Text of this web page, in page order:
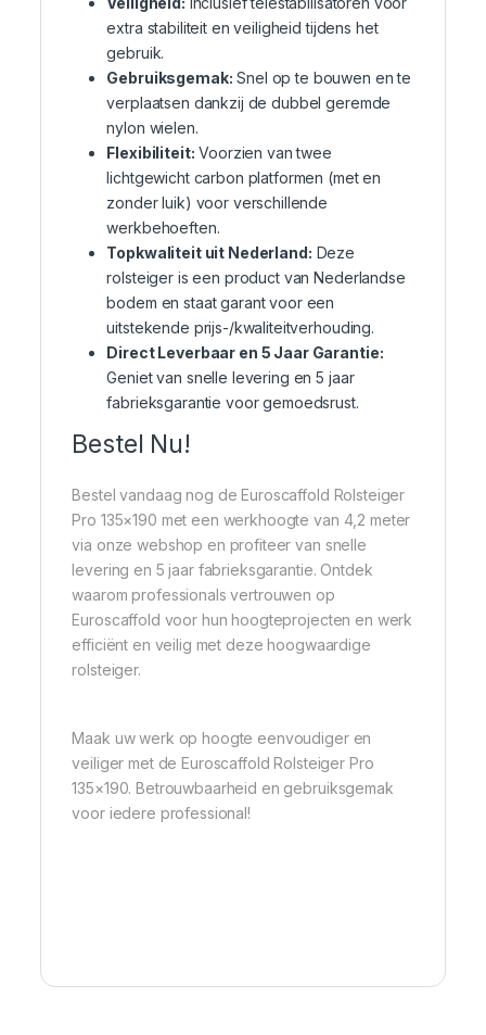
extra stabiliteit en veiligheid tijdens het
gebruik.
Gebruiksgemak: Snel op te bouwen en te
verplaatsen dankzij de dubbel geremde
nylon wielen.
Flexibiliteit: Voorzien van twee
lichtgewicht carbon platformen (met en
zonder luik) voor verschillende
werkbehoeften.
Topkwaliteit uit Nederland: Deze
rolsteiger is een product van Nederlandse
bodem en staat garant voor een
uitstekende prijs-/kwaliteitverhouding.
Direct Leverbaar en 5 Jaar Garantie:
Geniet van snelle levering en 5 jaar
fabrieksgarantie voor gemoedsrust.
Bestel Nu!
Bestel vandaag nog de Euroscaffold Rolsteiger
Pro 135×190 met een werkhoogte van 4,2 meter
via onze webshop en profiteer van snelle
levering en 5 jaar fabrieksgarantie. Ontdek
waarom professionals vertrouwen op
Euroscaffold voor hun hoogteprojecten en werk
efficiënt en veilig met deze hoogwaardige
rolsteiger.
Maak uw werk op hoogte eenvoudiger en
veiliger met de Euroscaffold Rolsteiger Pro
135×190. Betrouwbaarheid en gebruiksgemak
voor iedere professional!